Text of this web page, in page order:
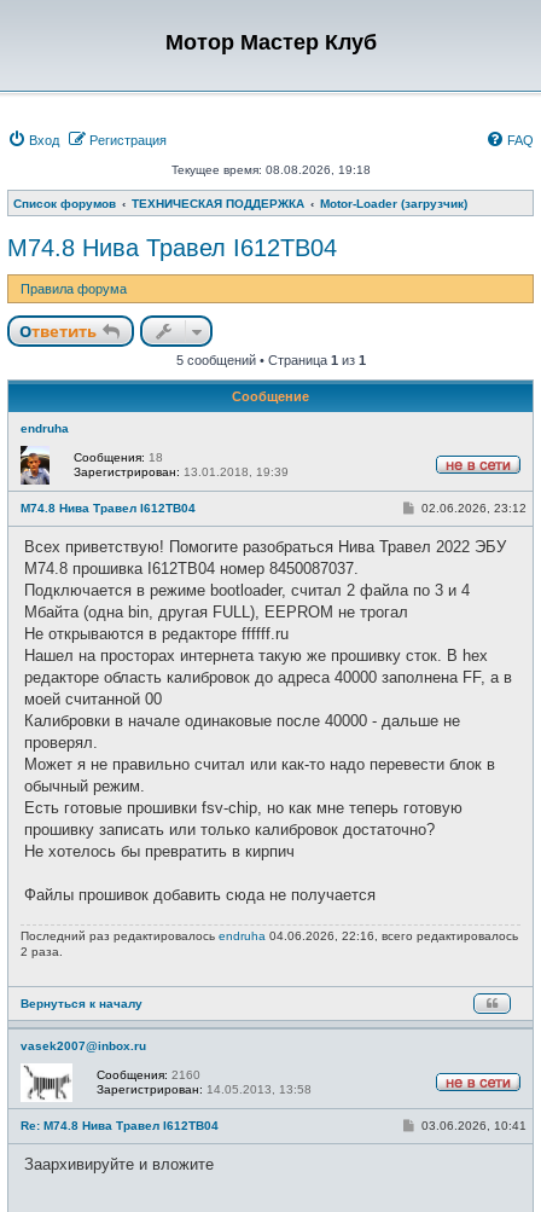
Мотор Мастер Клуб
Вход Регистрация FAQ
Текущее время: 08.08.2026, 19:18
Список форумов ТЕХНИЧЕСКАЯ ПОДДЕРЖКА Motor-Loader (загрузчик)
М74.8 Нива Травел I612TB04
Правила форума
Ответить
5 сообщений • Страница 1 из 1
Сообщение
endruha
е
в
с
Сообщения: 18
Зарегистрирован: 13.01.2018, 19:39
М74.8 Нива Травел I612TB04
С
б
н
02.06.2026, 23:12
Всех приветствую! Помогите разобраться Нива Травел 2022 ЭБУ
М74.8 прошивка I612TB04 номер 8450087037.
Подключается в режиме bootloader, считал 2 файла по 3 и 4
Мбайта (одна bin, другая FULL), EEPROM не трогал
Не открываются в редакторе ffffff.ru
Нашел на просторах интернета такую же прошивку сток. В hex
редакторе область калибровок до адреса 40000 заполнена FF, а в
моей считанной 00
Калибровки в начале одинаковые после 40000 - дальше не
проверял.
Может я не правильно считал или как-то надо перевести блок в
обычный режим.
Есть готовые прошивки fsv-chip, но как мне теперь готовую
прошивку записать или только калибровок достаточно?
Не хотелось бы превратить в кирпич
Файлы прошивок добавить сюда не получается
Последний раз редактировалось endruha 04.06.2026, 22:16, всего редактировалось
2 раза.
Вернуться к началу
vasek2007@inbox.ru
е
в
с
Сообщения: 2160
Зарегистрирован: 14.05.2013, 13:58
Re: М74.8 Нива Травел I612TB04
С03.06.2026, 10:41
Заархивируйте и вложите